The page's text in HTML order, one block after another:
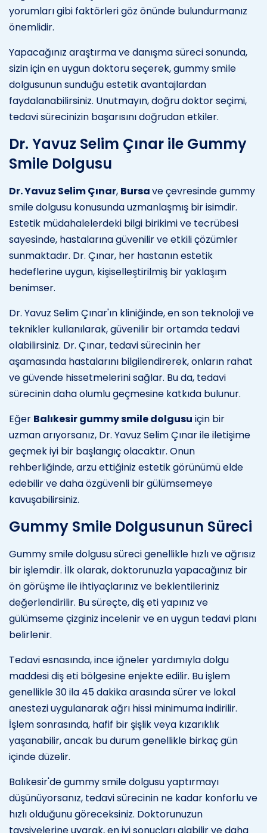
yorumları gibi faktörleri göz önünde bulundurmanız
önemlidir.
Yapacağınız araştırma ve danışma süreci sonunda,
sizin için en uygun doktoru seçerek, gummy smile
dolgusunun sunduğu estetik avantajlardan
faydalanabilirsiniz. Unutmayın, doğru doktor seçimi,
tedavi sürecinizin başarısını doğrudan etkiler.
Dr. Yavuz Selim Çınar ile Gummy
Smile Dolgusu
Dr. Yavuz Selim Çınar, Bursave çevresinde gummy
smile dolgusu konusunda uzmanlaşmış bir isimdir.
Estetik müdahalelerdeki bilgi birikimi ve tecrübesi
sayesinde, hastalarına güvenilir ve etkili çözümler
sunmaktadır. Dr. Çınar, her hastanın estetik
hedeflerine uygun, kişiselleştirilmiş bir yaklaşım
benimser.
Dr. Yavuz Selim Çınar'ın kliniğinde, en son teknoloji ve
teknikler kullanılarak, güvenilir bir ortamda tedavi
olabilirsiniz. Dr. Çınar, tedavi sürecinin her
aşamasında hastalarını bilgilendirerek, onların rahat
ve güvende hissetmelerini sağlar. Bu da, tedavi
sürecinin daha olumlu geçmesine katkıda bulunur.
Eğer Balıkesir gummy smile dolgusu için bir
uzman arıyorsanız, Dr. Yavuz Selim Çınar ile iletişime
geçmek iyi bir başlangıç olacaktır. Onun
rehberliğinde, arzu ettiğiniz estetik görünümü elde
edebilir ve daha özgüvenli bir gülümsemeye
kavuşabilirsiniz.
Gummy Smile Dolgusunun Süreci
Gummy smile dolgusu süreci genellikle hızlı ve ağrısız
bir işlemdir. İlk olarak, doktorunuzla yapacağınız bir
ön görüşme ile ihtiyaçlarınız ve beklentileriniz
değerlendirilir. Bu süreçte, diş eti yapınız ve
gülümseme çizginiz incelenir ve en uygun tedavi planı
belirlenir.
Tedavi esnasında, ince iğneler yardımıyla dolgu
maddesi diş eti bölgesine enjekte edilir. Bu işlem
genellikle 30 ila 45 dakika arasında sürer ve lokal
anestezi uygulanarak ağrı hissi minimuma indirilir.
İşlem sonrasında, hafif bir şişlik veya kızarıklık
yaşanabilir, ancak bu durum genellikle birkaç gün
içinde düzelir.
Balıkesir'de gummy smile dolgusu yaptırmayı
düşünüyorsanız, tedavi sürecinin ne kadar konforlu ve
hızlı olduğunu göreceksiniz. Doktorunuzun
tavsiyelerine uyarak, en iyi sonuçları alabilir ve daha